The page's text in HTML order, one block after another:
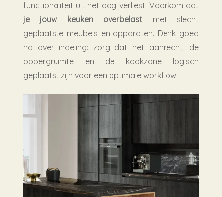
functionaliteit uit het oog verliest. Voorkom dat
je jouw keuken overbelast met slecht
geplaatste meubels en apparaten. Denk goed
na over indeling: zorg dat het aanrecht, de
opbergruimte en de kookzone logisch
geplaatst zijn voor een optimale workflow.